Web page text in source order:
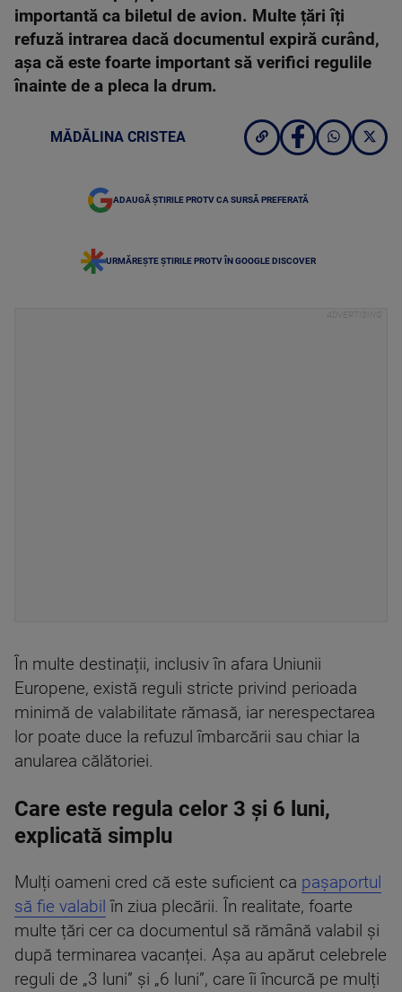
importantă ca biletul de avion. Multe țări îți
refuză intrarea dacă documentul expiră curând,
așa că este foarte important să verifici regulile
înainte de a pleca la drum.
MĂDĂLINA CRISTEA
ADAUGĂ ȘTIRILE PROTV CA SURSĂ PREFERATĂ
URMĂREȘTE ȘTIRILE PROTV ÎN GOOGLE DISCOVER
În multe destinații, inclusiv în afara Uniunii
Europene, există reguli stricte privind perioada
minimă de valabilitate rămasă, iar nerespectarea
lor poate duce la refuzul îmbarcării sau chiar la
anularea călătoriei.
Care este regula celor 3 și 6 luni,
explicată simplu
Mulți oameni cred că este suficient ca pașaportul
să fie valabil în ziua plecării. În realitate, foarte
multe țări cer ca documentul să rămână valabil și
după terminarea vacanței. Așa au apărut celebrele
reguli de „3 luni” și „6 luni”, care îi încurcă pe mulți